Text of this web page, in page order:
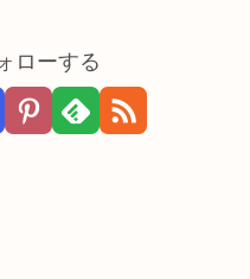
ローする